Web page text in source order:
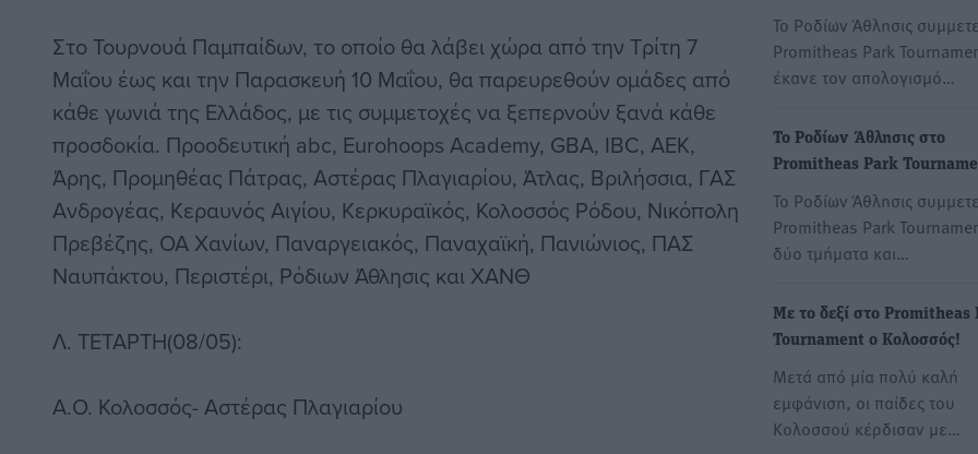
Στο Τουρνουά Παμπαίδων, το οποίο θα λάβει χώρα από την Τρίτη 7
Μαΐου έως και την Παρασκευή 10 Μαΐου, θα παρευρεθούν ομάδες από
κάθε γωνιά της Ελλάδος, με τις συμμετοχές να ξεπερνούν ξανά κάθε
προσδοκία. Προοδευτική abc, Eurohoops Academy, GBA, IBC, AEK,
Άρης, Προμηθέας Πάτρας, Αστέρας Πλαγιαρίου, Άτλας, Βριλήσσια, ΓΑΣ
Ανδρογέας, Κεραυνός Αιγίου, Κερκυραϊκός, Κολοσσός Ρόδου, Νικόπολη
Πρεβέζης, ΟΑ Χανίων, Παναργειακός, Παναχαϊκή, Πανιώνιος, ΠΑΣ
Ναυπάκτου, Περιστέρι, Ρόδιων Άθλησις και ΧΑΝΘ
Λ. ΤΕΤΑΡΤΗ(08/05):
Α.Ο. Κολοσσός- Αστέρας Πλαγιαρίου
Το Ροδίων Άθλησις
Promitheas Park
έκανε τον απολογισμό…
Το Ροδίων Άθλησις στο
Promitheas Park
Το Ροδίων Άθλησις
Promitheas Park
δύο τμήματα και…
Με το δεξί στο Promitheas
Tournament ο Κολοσσός!
Μετά από μία πολύ καλή
εμφάνιση, οι παίδες του
Κολοσσού κέρδισαν με…